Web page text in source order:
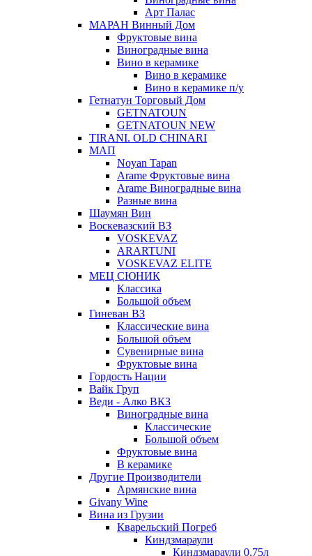
Арт Палас
МАРАН Винный Дом
Фруктовые вина
Виноградные вина
Вино в керамике
Вино в керамике
Вино в керамике п/у
Гетнатун Торговый Дом
GETNATOUN
GETNATOUN NEW
TIRANI. OLD CHINARI
МАП
Noyan Tapan
Arame Фруктовые вина
Arame Виноградные вина
Разные вина
Шаумян Вин
Воскевазский ВЗ
VOSKEVAZ
ARARTUNI
VOSKEVAZ ELITE
МЕЦ СЮНИК
Классика
Большой объем
Гиневан ВЗ
Классические вина
Большой объем
Сувенирные вина
Фруктовые вина
Гордость Нации
Вайк Груп
Веди - Алко ВКЗ
Виноградные вина
Классические
Большой объем
Фруктовые вина
В керамике
Другие Производители
Армянские вина
Givany Wine
Вина из Грузии
Кварельский Погреб
Киндзмараули
Киндзмараули 0,75л